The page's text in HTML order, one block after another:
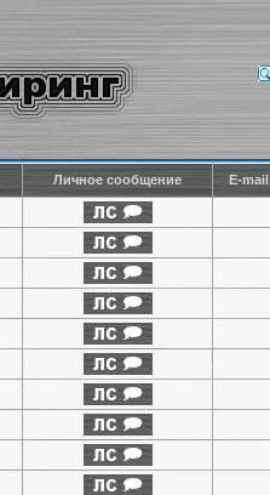
Личное сообщение E-